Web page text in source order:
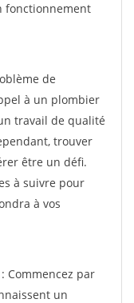
fonctionnement
de
à un plombier
travail de qualité
trouver
être un défi.
à suivre pour
à vos
Commencez par
un